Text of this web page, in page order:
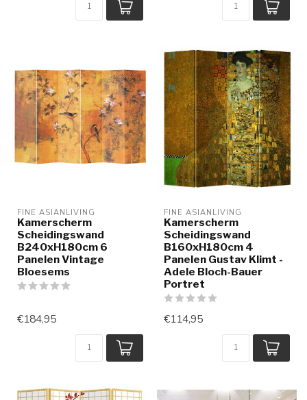
FINE ASIANLIVING
Kamerscherm
Scheidingswand
B240xH180cm 6
Panelen Vintage
Bloesems
€184,95
FINE ASIANLIVING
Kamerscherm
Scheidingswand
B160xH180cm 4
Panelen Gustav Klimt -
Adele Bloch-Bauer
Portret
€114,95